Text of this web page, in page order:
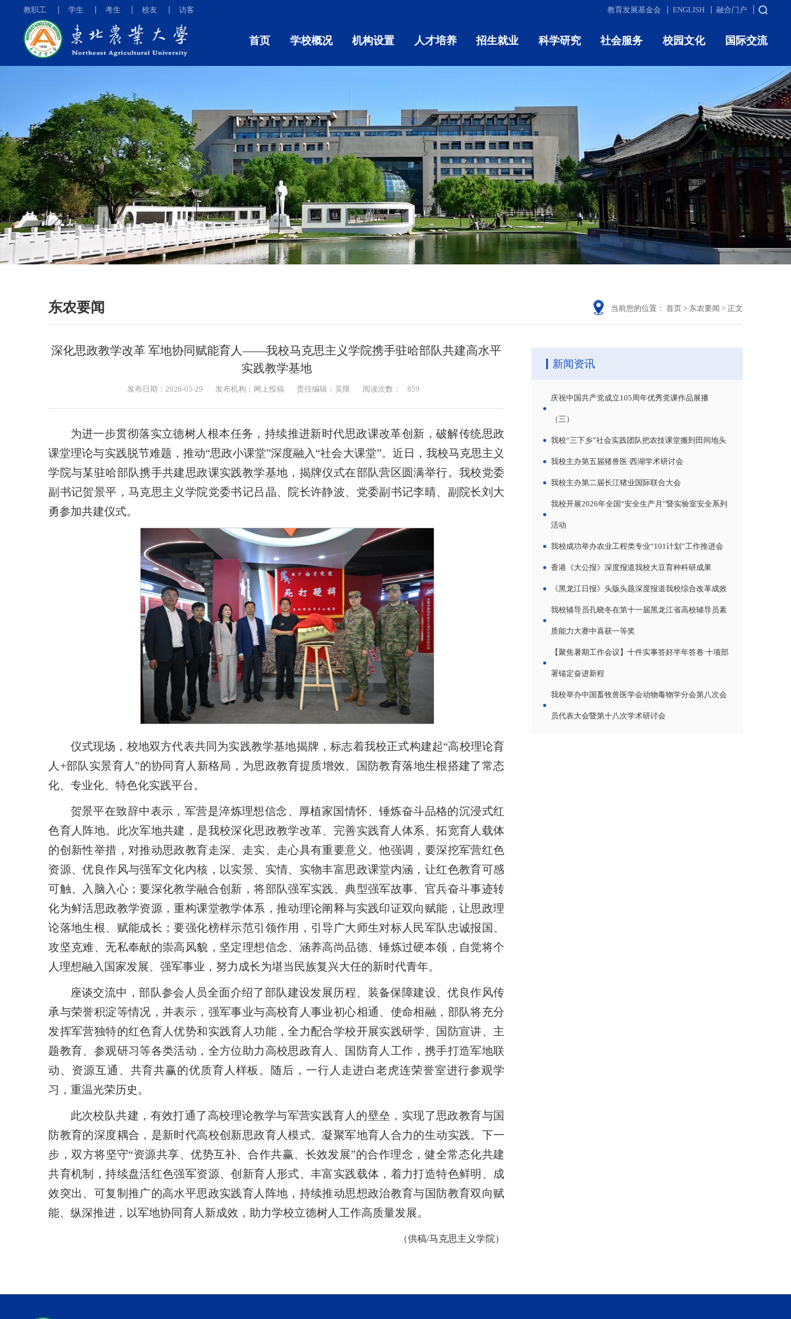
教职工 学生 考生 校友 访客 教育发展基金会 ENGLISH 融合门户
首页 学校概况 机构设置 人才培养 招生就业 科学研究 社会服务 校园文化 国际交流
东农要闻 当前您的位置： 首页 > 东农要闻 > 正文
深化思政教学改革 军地协同赋能育人——我校马克思主义学院携手驻哈部队共建高水平
实践教学基地
发布日期：2026-05-29 发布机构：网上投稿 责任编辑：吴限 阅读次数： 859
为进一步贯彻落实立德树人根本任务，持续推进新时代思政课改革创新，破解传统思政
课堂理论与实践脱节难题，推动“思政小课堂”深度融入“社会大课堂”。近日，我校马克思主义
学院与某驻哈部队携手共建思政课实践教学基地，揭牌仪式在部队营区圆满举行。我校党委
副书记贺景平，马克思主义学院党委书记吕晶、院长许静波、党委副书记李晴、副院长刘大
勇参加共建仪式。
仪式现场，校地双方代表共同为实践教学基地揭牌，标志着我校正式构建起“高校理论育
人+部队实景育人”的协同育人新格局，为思政教育提质增效、国防教育落地生根搭建了常态
化、专业化、特色化实践平台。
贺景平在致辞中表示，军营是淬炼理想信念、厚植家国情怀、锤炼奋斗品格的沉浸式红
色育人阵地。此次军地共建，是我校深化思政教学改革、完善实践育人体系、拓宽育人载体
的创新性举措，对推动思政教育走深、走实、走心具有重要意义。他强调，要深挖军营红色
资源、优良作风与强军文化内核，以实景、实情、实物丰富思政课堂内涵，让红色教育可感
可触、入脑入心；要深化教学融合创新，将部队强军实践、典型强军故事、官兵奋斗事迹转
化为鲜活思政教学资源，重构课堂教学体系，推动理论阐释与实践印证双向赋能，让思政理
论落地生根、赋能成长；要强化榜样示范引领作用，引导广大师生对标人民军队忠诚报国、
攻坚克难、无私奉献的崇高风貌，坚定理想信念、涵养高尚品德、锤炼过硬本领，自觉将个
人理想融入国家发展、强军事业，努力成长为堪当民族复兴大任的新时代青年。
座谈交流中，部队参会人员全面介绍了部队建设发展历程、装备保障建设、优良作风传
承与荣誉积淀等情况，并表示，强军事业与高校育人事业初心相通、使命相融，部队将充分
发挥军营独特的红色育人优势和实践育人功能，全力配合学校开展实践研学、国防宣讲、主
题教育、参观研习等各类活动，全方位助力高校思政育人、国防育人工作，携手打造军地联
动、资源互通、共育共赢的优质育人样板。随后，一行人走进白老虎连荣誉室进行参观学
习，重温光荣历史。
此次校队共建，有效打通了高校理论教学与军营实践育人的壁垒，实现了思政教育与国
防教育的深度耦合，是新时代高校创新思政育人模式、凝聚军地育人合力的生动实践。下一
步，双方将坚守“资源共享、优势互补、合作共赢、长效发展”的合作理念，健全常态化共建
共育机制，持续盘活红色强军资源、创新育人形式、丰富实践载体，着力打造特色鲜明、成
效突出、可复制推广的高水平思政实践育人阵地，持续推动思想政治教育与国防教育双向赋
能、纵深推进，以军地协同育人新成效，助力学校立德树人工作高质量发展。
（供稿/马克思主义学院）
新闻资讯
庆祝中国共产党成立105周年优秀党课作品展播
（三）
我校“三下乡”社会实践团队把农技课堂搬到田间地头
我校主办第五届猪兽医·西湖学术研讨会
我校主办第二届长江猪业国际联合大会
我校开展2026年全国“安全生产月”暨实验室安全系列
活动
我校成功举办农业工程类专业“101计划”工作推进会
香港《大公报》深度报道我校大豆育种科研成果
《黑龙江日报》头版头题深度报道我校综合改革成效
我校辅导员孔晓冬在第十一届黑龙江省高校辅导员素
质能力大赛中喜获一等奖
【聚焦暑期工作会议】十件实事答好半年答卷 十项部
署锚定奋进新程
我校举办中国畜牧兽医学会动物毒物学分会第八次会
员代表大会暨第十八次学术研讨会